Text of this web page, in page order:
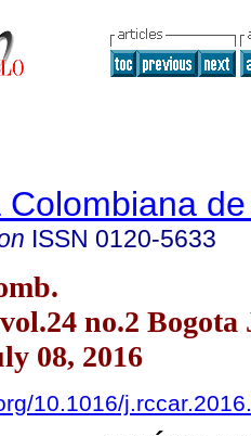
Colombiana
ISSN 0120-5633
no.2 Bogota
08, 2016
10.1016/